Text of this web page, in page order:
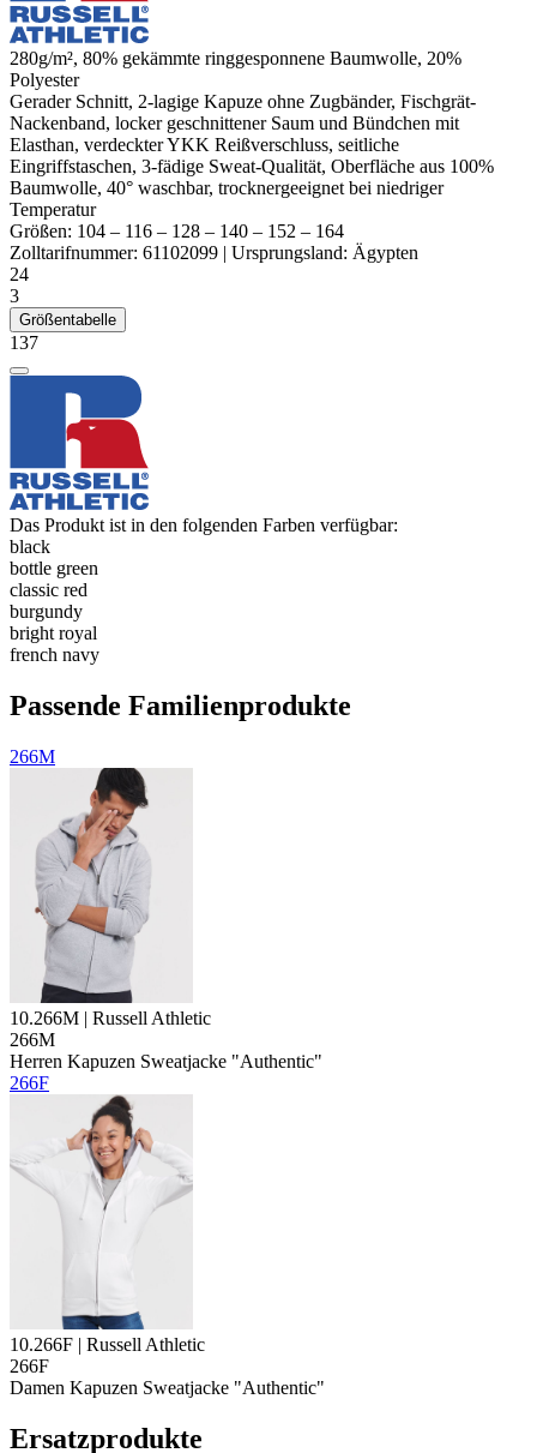
280g/m², 80% gekämmte ringgesponnene Baumwolle, 20%
Polyester
Gerader Schnitt, 2-lagige Kapuze ohne Zugbänder, Fischgrät-
Nackenband, locker geschnittener Saum und Bündchen mit
Elasthan, verdeckter YKK Reißverschluss, seitliche
Eingriffstaschen, 3-fädige Sweat-Qualität, Oberfläche aus 100%
Baumwolle, 40° waschbar, trocknergeeignet bei niedriger
Temperatur
Größen: 104 – 116 – 128 – 140 – 152 – 164
Zolltarifnummer: 61102099 | Ursprungsland: Ägypten
24
3
Größentabelle
137
Das Produkt ist in den folgenden Farben verfügbar:
black
bottle green
classic red
burgundy
bright royal
french navy
Passende Familienprodukte
266M
10.266M | Russell Athletic
266M
Herren Kapuzen Sweatjacke "Authentic"
266F
10.266F | Russell Athletic
266F
Damen Kapuzen Sweatjacke "Authentic"
Ersatzprodukte